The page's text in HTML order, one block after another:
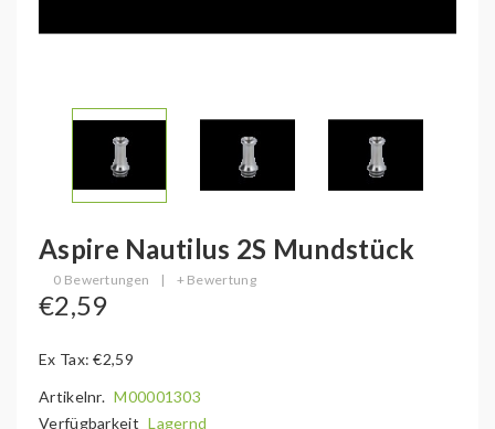
Aspire Nautilus 2S Mundstück
0 Bewertungen | + Bewertung
€2,59
Ex Tax: €2,59
Artikelnr. M00001303
Verfügbarkeit Lagernd